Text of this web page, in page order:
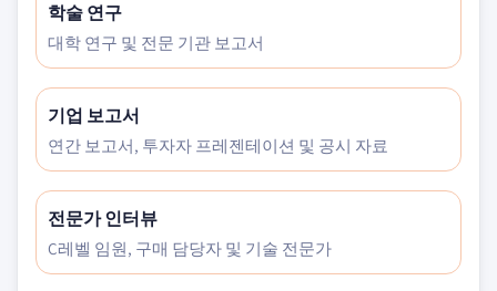
학술 연구
대학 연구 및 전문 기관 보고서
기업 보고서
연간 보고서, 투자자 프레젠테이션 및 공시 자료
전문가 인터뷰
C레벨 임원, 구매 담당자 및 기술 전문가